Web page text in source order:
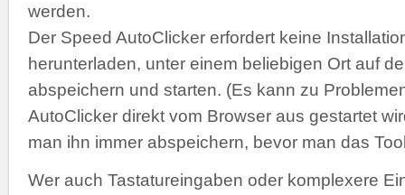
werden.
Der Speed AutoClicker erfordert keine
herunterladen, unter einem beliebigen Ort auf
abspeichern und starten. (Es kann zu
AutoClicker direkt vom Browser aus gestartet
man ihn immer abspeichern, bevor man das
Wer auch Tastatureingaben oder komplexere